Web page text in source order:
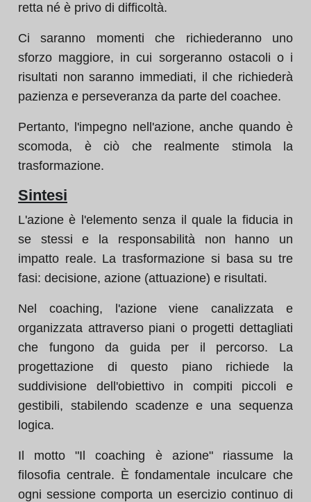
retta né è privo di difficoltà.
Ci saranno momenti che richiederanno uno
sforzo maggiore, in cui sorgeranno ostacoli o i
risultati non saranno immediati, il che richiederà
pazienza e perseveranza da parte del coachee.
Pertanto, l'impegno nell'azione, anche quando è
scomoda, è ciò che realmente stimola la
trasformazione.
Sintesi
L'azione è l'elemento senza il quale la fiducia in
se stessi e la responsabilità non hanno un
impatto reale. La trasformazione si basa su tre
fasi: decisione, azione (attuazione) e risultati.
Nel coaching, l'azione viene canalizzata e
organizzata attraverso piani o progetti dettagliati
che fungono da guida per il percorso. La
progettazione di questo piano richiede la
suddivisione dell'obiettivo in compiti piccoli e
gestibili, stabilendo scadenze e una sequenza
logica.
Il motto "Il coaching è azione" riassume la
filosofia centrale. È fondamentale inculcare che
ogni sessione comporta un esercizio continuo di